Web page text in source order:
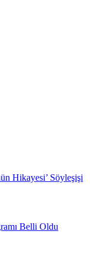
Hikayesi’ Söyleşişi
Belli Oldu